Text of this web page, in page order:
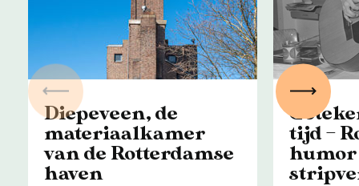
Diepeveen, de
materiaalkamer
van de Rotterdamse
haven
tijd –
Vorige